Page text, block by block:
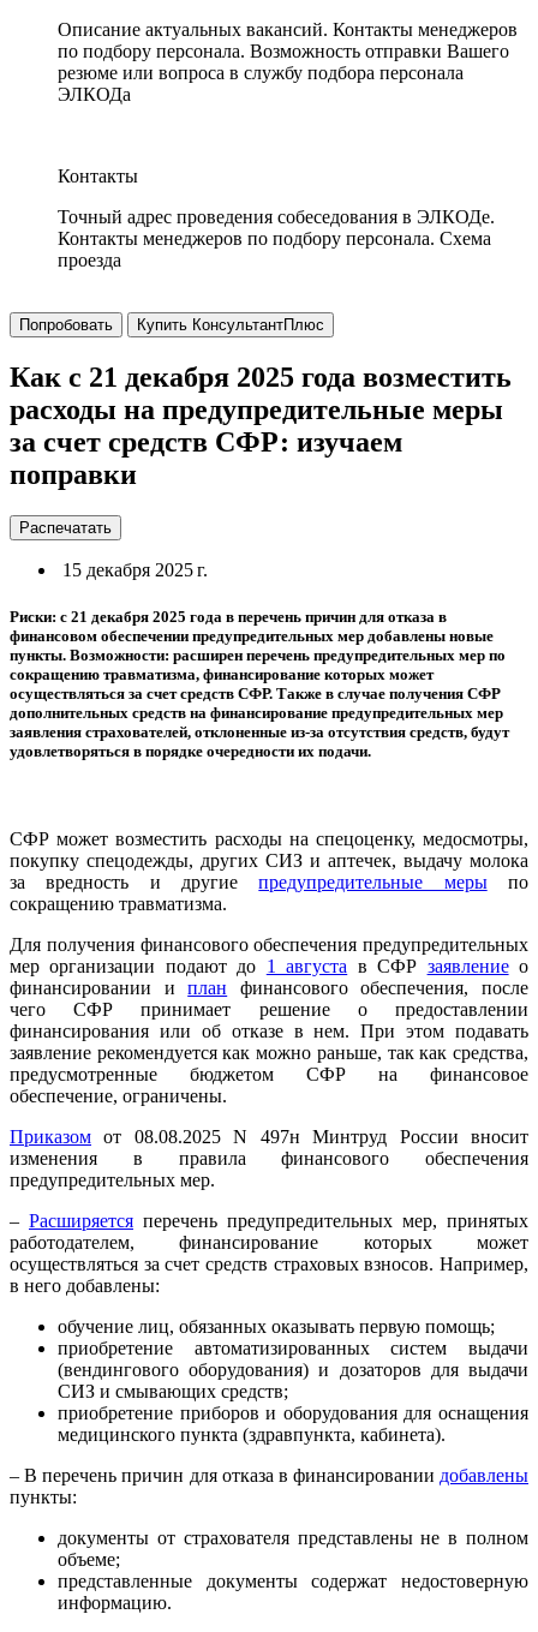
Описание актуальных вакансий. Контакты менеджеров
по подбору персонала. Возможность отправки Вашего
резюме или вопроса в службу подбора персонала
ЭЛКОДа
Контакты
Точный адрес проведения собеседования в ЭЛКОДе.
Контакты менеджеров по подбору персонала. Схема
проезда
Попробовать Купить КонсультантПлюс
Как с 21 декабря 2025 года возместить
расходы на предупредительные меры
за счет средств СФР: изучаем
поправки
Распечатать
15 декабря 2025 г.
Риски: с 21 декабря 2025 года в перечень причин для отказа в
финансовом обеспечении предупредительных мер добавлены новые
пункты. Возможности: расширен перечень предупредительных мер по
сокращению травматизма, финансирование которых может
осуществляться за счет средств СФР. Также в случае получения СФР
дополнительных средств на финансирование предупредительных мер
заявления страхователей, отклоненные из-за отсутствия средств, будут
удовлетворяться в порядке очередности их подачи.
СФР может возместить расходы на спецоценку, медосмотры,
покупку спецодежды, других СИЗ и аптечек, выдачу молока
за вредность и другиепредупредительные мерыпо
сокращению травматизма.
Для получения финансового обеспечения предупредительных
мер организации подают до 1 августа в СФР заявлениео
финансировании иплан финансового обеспечения, после
чего СФР принимает решение о предоставлении
финансирования или об отказе в нем. При этом подавать
заявление рекомендуется как можно раньше, так как средства,
предусмотренные бюджетом СФР на финансовое
обеспечение, ограничены.
Приказом от 08.08.2025 N 497н Минтруд России вносит
изменения в правила финансового обеспечения
предупредительных мер.
– Расширяется перечень предупредительных мер, принятых
работодателем, финансирование которых может
осуществляться за счет средств страховых взносов. Например,
в него добавлены:
обучение лиц, обязанных оказывать первую помощь;
приобретение автоматизированных систем выдачи
(вендингового оборудования) и дозаторов для выдачи
СИЗ и смывающих средств;
приобретение приборов и оборудования для оснащения
медицинского пункта (здравпункта, кабинета).
– В перечень причин для отказа в финансировании добавлены
пункты:
документы от страхователя представлены не в полном
объеме;
представленные документы содержат недостоверную
информацию.